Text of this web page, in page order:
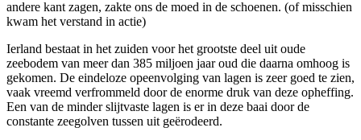
andere kant zagen, zakte ons de moed in de schoenen. (of misschien
kwam het verstand in actie)
Ierland bestaat in het zuiden voor het grootste deel uit oude
zeebodem van meer dan 385 miljoen jaar oud die daarna omhoog is
gekomen. De eindeloze opeenvolging van lagen is zeer goed te zien,
vaak vreemd verfrommeld door de enorme druk van deze opheffing.
Een van de minder slijtvaste lagen is er in deze baai door de
constante zeegolven tussen uit geërodeerd.